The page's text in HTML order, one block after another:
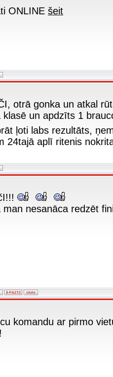
ONLINE šeit
otrā gonka un atkal
klasē un apdzīts 1
ļoti labs rezultāts,
24tajā aplī ritenis
man nesanāca redzēt
komandu ar pirmo